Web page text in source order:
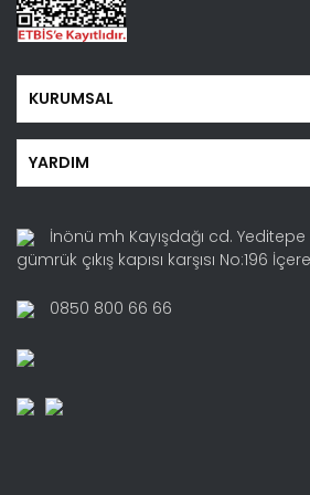
KURUMSAL
YARDIM
İnönü mh Kayışdağı cd.
gümrük çıkış kapısı karşısı No:196
0850 800 66 66